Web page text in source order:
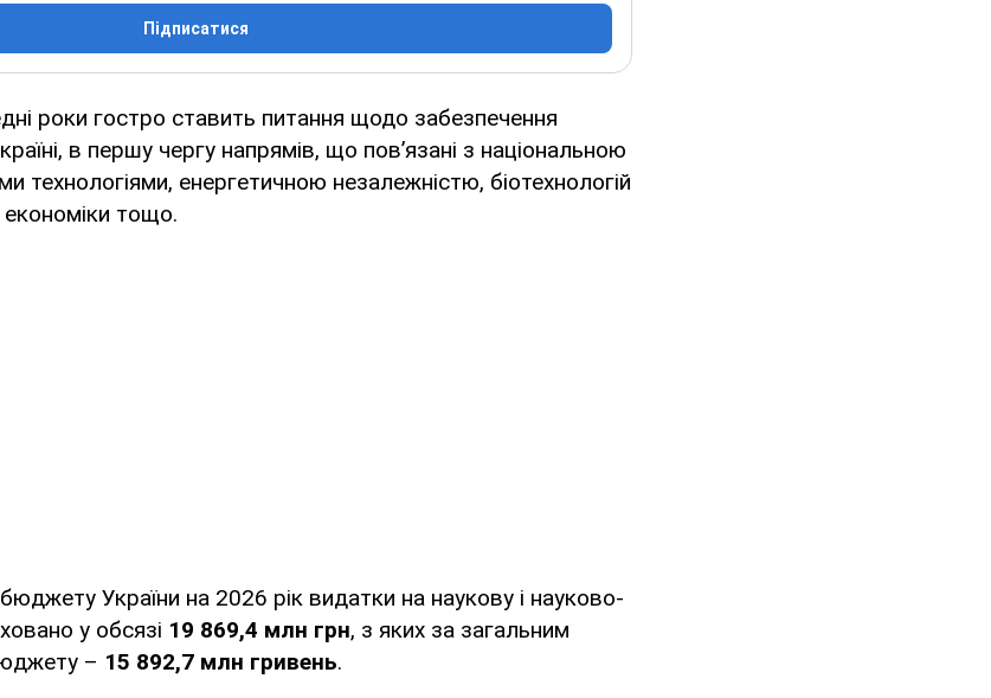
Підписатися
роки гостро ставить питання щодо забезпечення
в першу чергу напрямів, що пов’язані з національною
технологіями, енергетичною незалежністю, біотехнологій
тощо.
України на 2026 рік видатки на наукову і науково-
у обсязі 19 869,4 млн грн, з яких за загальним
– 15 892,7 млн гривень.